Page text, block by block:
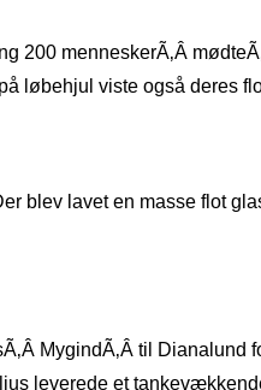
menneskerÃ‚Â
løbehjul viste også deres
blev lavet en masse flot
MygindÃ‚Â til Dianalund
leverede et